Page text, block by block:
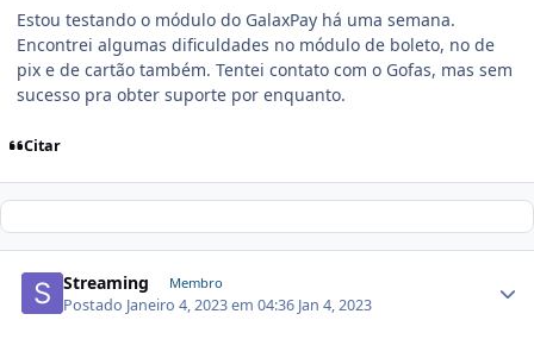
Estou testando o módulo do GalaxPay há uma semana.
Encontrei algumas dificuldades no módulo de boleto, no de
pix e de cartão também. Tentei contato com o Gofas, mas sem
sucesso pra obter suporte por enquanto.
Citar
Streaming Membro
Postado Janeiro 4, 2023 em 04:36 Jan 4, 2023